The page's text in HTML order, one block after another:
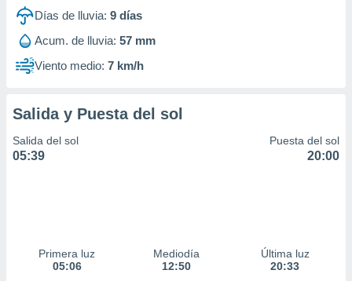
Días de lluvia: 9 días
Acum. de lluvia: 57 mm
Viento medio: 7 km/h
Salida y Puesta del sol
Salida del sol
05:39
Puesta del sol
20:00
Primera luz
05:06
Mediodía
12:50
Última luz
20:33